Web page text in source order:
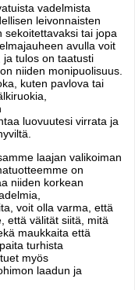
vadelmista
leivonnaisten
sekoitettavaksi tai jopa
avulla voit
ja tulos on taatusti
niiden monipuolisuus.
kuten pavlova tai
luovuutesi virrata ja
laajan valikoiman
on
niiden korkean
voit olla varma, että
että välität siitä, mitä
maukkaita että
turhista
myös
laadun ja